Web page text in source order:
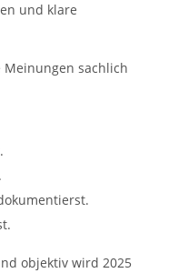
und klare
sachlich
objektiv wird 2025